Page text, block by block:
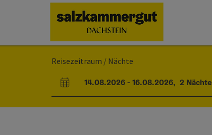
[0]
Zur Navigation[1]
Zum Seitenanfang
Reisezeitraum / Nächte
An- und Abreisefelder
14.08.2026- 16.08.2026, 2 Nächte